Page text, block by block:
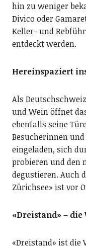
hin zu weniger
Divico oder
Keller- und
entdeckt werden.
Hereinspaziert
Als
und Wein öffnet
ebenfalls seine
Besucherinnen
eingeladen, sich
probieren und den
degustieren. Auch
Zürichsee» ist vor
«Dreistand» –
«Dreistand» ist die